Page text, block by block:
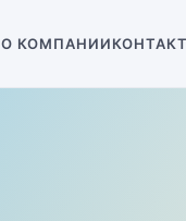
О КОМПАНИИ